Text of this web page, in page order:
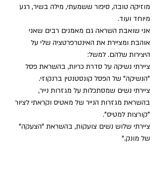
מוזיקה טובה, סיפור ששמעתי, מילה בשיר, רגע
מיוחד ועוד.
אני שואבת השראה גם מאמנים רבים שאני
אוהבת ומציירת את האינטרפרטציה שלי על
היצירות שלהם. למשל:
ציירתי נשיקה על סדרת כריות, בהשראת פסל
"הנשיקה" של הפסל קונסטנטין ברנקוזי.
ציירתי נשים שמסתכלות על מגזרות נייר,
בהשראת מגזרות הנייר של מאטיס וקראתי לציור
"קורצות למטיס".
ציירתי שלוש נשים צועקות, בהשראת "הצעקה"
של מונק."